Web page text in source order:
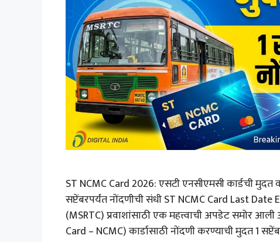
ST NCMC Card 2026: एसटी एनसीएमसी कार्डची मुदत
सप्टेंबरपर्यंत नोंदणीची संधी ST NCMC Card Last Date
(MSRTC) प्रवाशांसाठी एक महत्त्वाची अपडेट समोर
Card – NCMC) कार्डासाठी नोंदणी करण्याची मुदत 1